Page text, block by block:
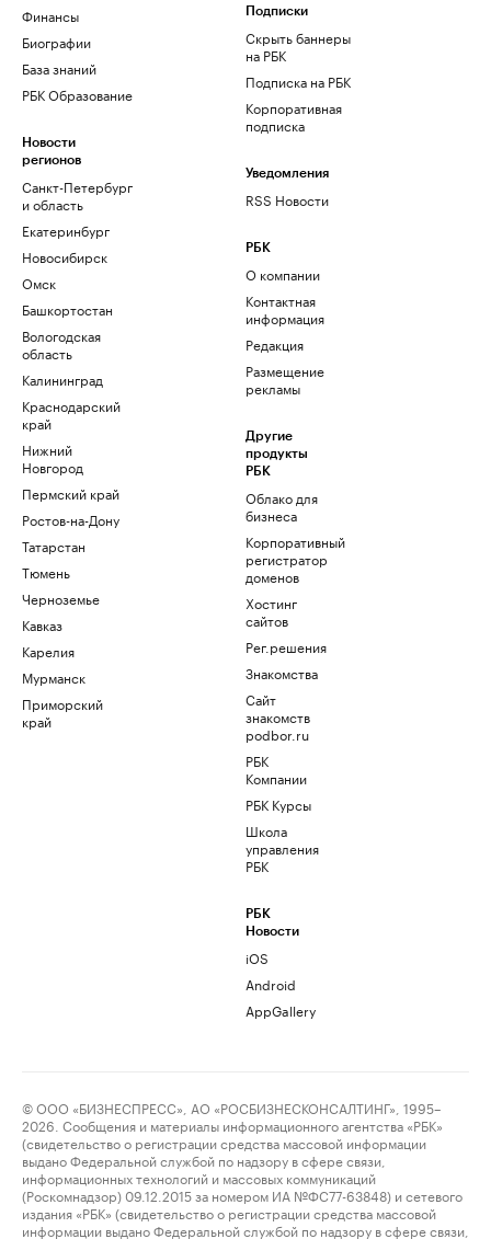
Финансы
Биографии
База знаний
РБК Образование
Новости
регионов
Санкт-Петербург
и область
Екатеринбург
Новосибирск
Омск
Башкортостан
Вологодская
область
Калининград
Краснодарский
край
Нижний
Новгород
Пермский край
Ростов-на-Дону
Татарстан
Тюмень
Черноземье
Кавказ
Карелия
Мурманск
Приморский
край
Подписки
Скрыть баннеры
на РБК
Подписка на РБК
Корпоративная
подписка
Уведомления
RSS Новости
РБК
О компании
Контактная
информация
Редакция
Размещение
рекламы
Другие
продукты
РБК
Облако для
бизнеса
Корпоративный
регистратор
доменов
Хостинг
сайтов
Рег.решения
Знакомства
Сайт
знакомств
podbor.ru
РБК
Компании
РБК Курсы
Школа
управления
РБК
РБК
Новости
iOS
Android
AppGallery
© ООО «БИЗНЕСПРЕСС», АО «РОСБИЗНЕСКОНСАЛТИНГ», 1995–
2026. Сообщения и материалы информационного агентства «РБК»
(свидетельство о регистрации средства массовой информации
выдано Федеральной службой по надзору в сфере связи,
информационных технологий и массовых коммуникаций
(Роскомнадзор) 09.12.2015 за номером ИА №ФС77-63848) и сетевого
издания «РБК» (свидетельство о регистрации средства массовой
информации выдано Федеральной службой по надзору в сфере связи,